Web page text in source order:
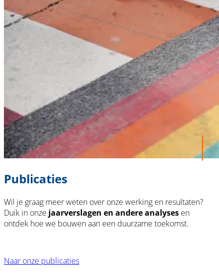
Publicaties
Wil je graag meer weten over onze werking en resultaten?
Duik in onze jaarverslagen en andere analyses en
ontdek hoe we bouwen aan een duurzame toekomst.
Naar onze publicaties